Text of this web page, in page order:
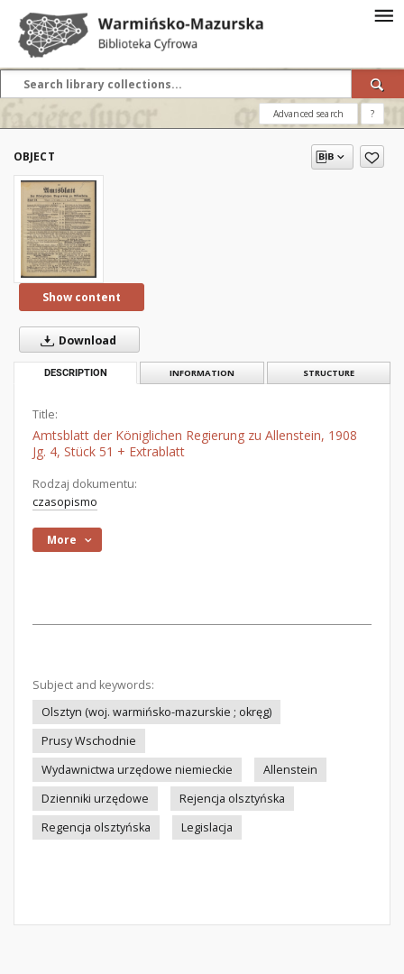
Advanced search ?
OBJECT
Show content
Download
DESCRIPTION INFORMATION STRUCTURE
Title:
Amtsblatt der Königlichen Regierung zu Allenstein, 1908
Jg. 4, Stück 51 + Extrablatt
Rodzaj dokumentu:
czasopismo
More
Subject and keywords:
Olsztyn (woj. warmińsko-mazurskie ; okręg)
Prusy Wschodnie
Wydawnictwa urzędowe niemieckie
Allenstein
Dzienniki urzędowe
Rejencja olsztyńska
Regencja olsztyńska
Legislacja